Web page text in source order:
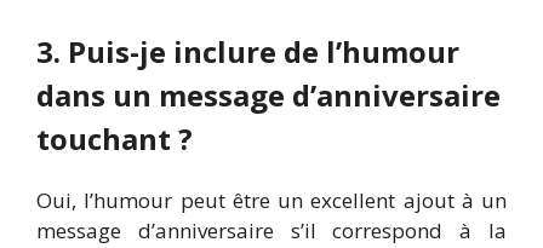
3. Puis-je inclure de l’humour
dans un message d’anniversaire
touchant ?
Oui, l’humour peut être un excellent ajout à un
message d’anniversaire s’il correspond à la